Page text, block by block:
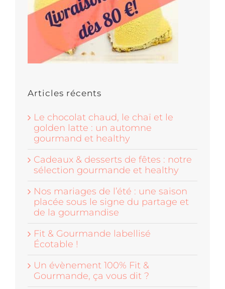
Articles récents
Le chocolat chaud, le chaï et le
golden latte : un automne
gourmand et healthy
Cadeaux & desserts de fêtes : notre
sélection gourmande et healthy
Nos mariages de l’été : une saison
placée sous le signe du partage et
de la gourmandise
Fit & Gourmande labellisé
Écotable !
Un évènement 100% Fit &
Gourmande, ça vous dit ?